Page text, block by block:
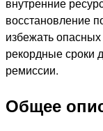
внутренние
восстановление
избежать
рекордные сроки
ремиссии.
Общее